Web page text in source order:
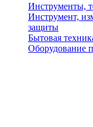
Инструменты,
Инструмент,
защиты
Бытовая
Оборудование